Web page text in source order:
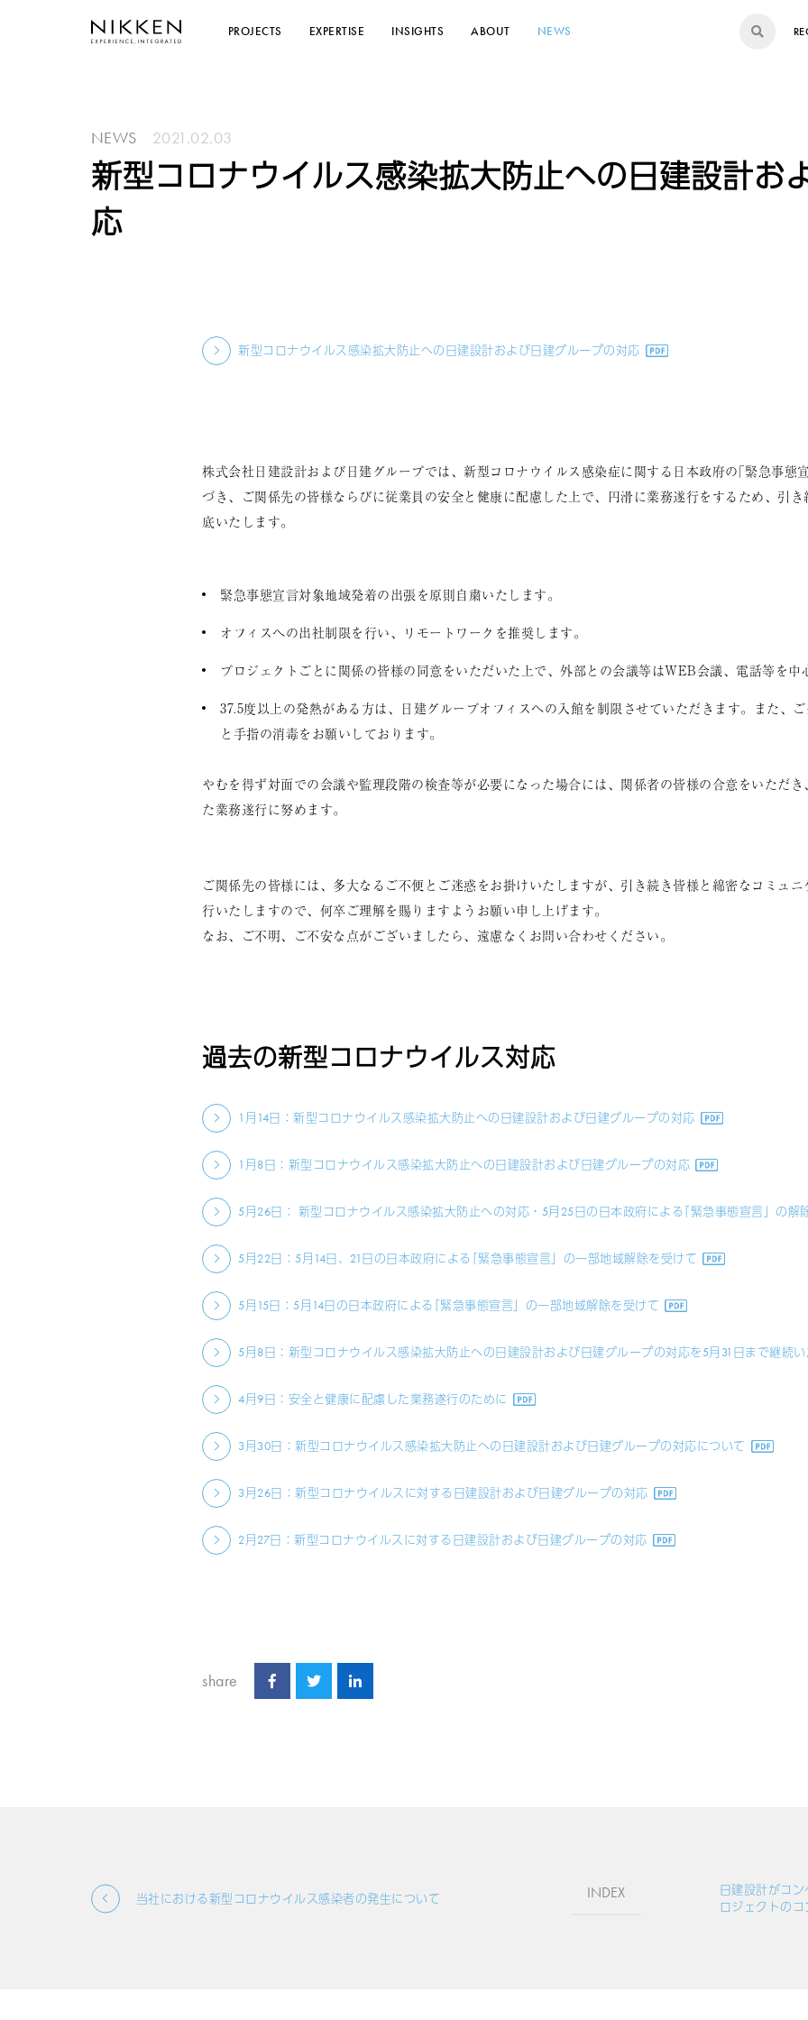
PROJECTS EXPERTISE INSIGHTS ABOUT NEWS
NEWS 2021.02.03
新型コロナウイルス感染拡大防止への日建設計お
応
新型コロナウイルス感染拡大防止への日建設計および日建グループの対応
株式会社日建設計および日建グループでは、新型コロナウイルス感染症に関する日本政府の｢緊急事態
づき、ご関係先の皆様ならびに従業員の安全と健康に配慮した上で、円滑に業務遂行をするため、引
底いたします。
緊急事態宣言対象地域発着の出張を原則自粛いたします。
オフィスへの出社制限を行い、リモートワークを推奨します。
プロジェクトごとに関係の皆様の同意をいただいた上で、外部との会議等はWEB会議、電話等を
37.5度以上の発熱がある方は、日建グループオフィスへの入館を制限させていただきます。また、
と手指の消毒をお願いしております。
やむを得ず対面での会議や監理段階の検査等が必要になった場合には、関係者の皆様の合意をいただ
た業務遂行に努めます。
ご関係先の皆様には、多大なるご不便とご迷惑をお掛けいたしますが、引き続き皆様と綿密なコミュ
行いたしますので、何卒ご理解を賜りますようお願い申し上げます。
なお、ご不明、ご不安な点がございましたら、遠慮なくお問い合わせください。
過去の新型コロナウイルス対応
1月14日：新型コロナウイルス感染拡大防止への日建設計および日建グループの対応
1月8日：新型コロナウイルス感染拡大防止への日建設計および日建グループの対応
5月26日： 新型コロナウイルス感染拡大防止への対応・5月25日の日本政府による｢緊急事態宣言」の解
5月22日：5月14日、21日の日本政府による｢緊急事態宣言」の一部地域解除を受けて
5月15日：5月14日の日本政府による｢緊急事態宣言」の一部地域解除を受けて
5月8日：新型コロナウイルス感染拡大防止への日建設計および日建グループの対応を5月31日まで継続
4月9日：安全と健康に配慮した業務遂行のために
3月30日：新型コロナウイルス感染拡大防止への日建設計および日建グループの対応について
3月26日：新型コロナウイルスに対する日建設計および日建グループの対応
2月27日：新型コロナウイルスに対する日建設計および日建グループの対応
share
当社における新型コロナウイルス感染者の発生について INDEX
日建設計がコ
ロジェクトの